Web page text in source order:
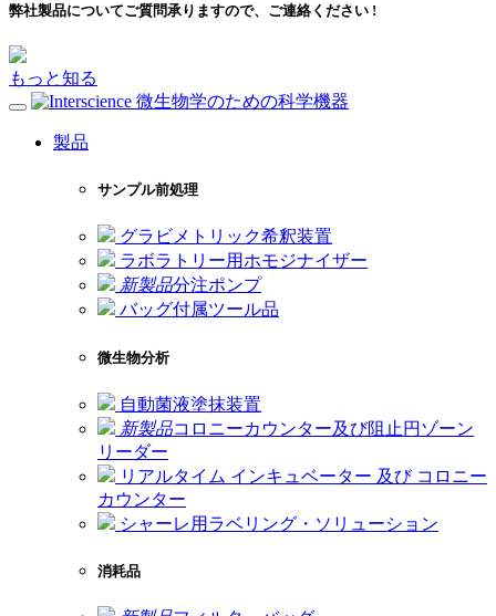
弊社製品についてご質問承りますので、ご連絡ください !
もっと知る
微生物学のための科学機器
製品
サンプル前処理
グラビメトリック希釈装置
ラボラトリー用ホモジナイザー
新製品分注ポンプ
バッグ付属ツール品
微生物分析
自動菌液塗抹装置
新製品コロニーカウンター及び阻止円ゾーン
リーダー
リアルタイム インキュベーター 及び コロニー
カウンター
シャーレ用ラベリング・ソリューション
消耗品